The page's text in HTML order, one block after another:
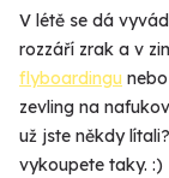
V létě se dá
rozzáří zrak a v
flyboardingu nebo
zevling na
už jste někdy
vykoupete taky. :)